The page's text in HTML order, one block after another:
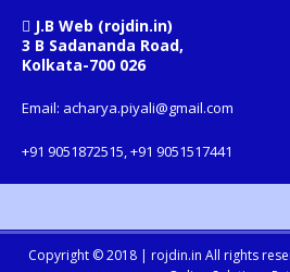
J.B Web (rojdin.in)
3 B Sadananda Road,
Kolkata-700 026
Email: acharya.piyali@gmail.com
+91 9051872515, +91 9051517441
Copyright © 2018 | rojdin.in All rights